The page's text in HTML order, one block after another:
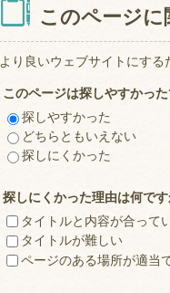
このページ
より良いウェブサイトにする
このページは探しやすかっ
探しやすかった
どちらともいえない
探しにくかった
探しにくかった理由は何です
タイトルと内容が合って
タイトルが難しい
ページのある場所が適当